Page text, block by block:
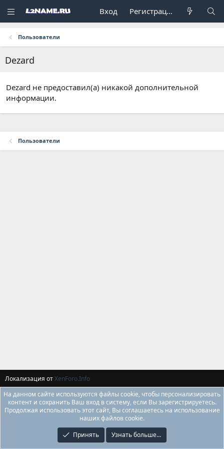
Вход Регистрация
Пользователи
Dezard
Dezard не предоставил(а) никакой дополнительной
информации.
Пользователи
Локализация отXenForo.Info
На данном сайте используются файлы cookie, чтобы персонализировать
контент и сохранить Ваш вход в систему, если Вы зарегистрируетесь.
Продолжая использовать этот сайт, Вы соглашаетесь на использование
наших файлов cookie.
Принять
Узнать больше...